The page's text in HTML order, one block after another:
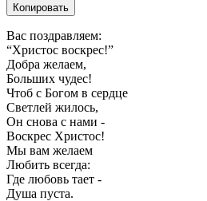
Копировать
Вас поздравляем:
“Христос воскрес!”
Добра желаем,
Больших чудес!
Чтоб с Богом в сердце
Светлей жилось,
Он снова с нами -
Воскрес Христос!
Мы вам желаем
Любить всегда:
Где любовь тает -
Душа пуста.